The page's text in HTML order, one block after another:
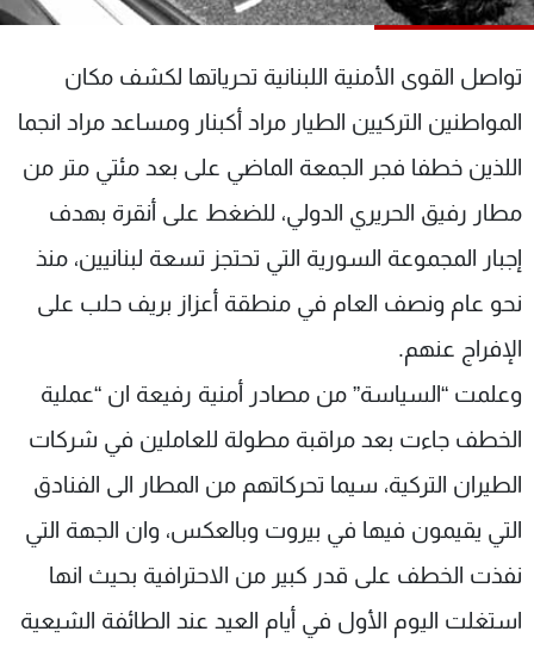
تواصل القوى الأمنية اللبنانية تحرياتها لكشف مكان
المواطنين التركيين الطيار مراد أكبنار ومساعد مراد انجما
اللذين خطفا فجر الجمعة الماضي على بعد مئتي متر من
مطار رفيق الحريري الدولي، للضغط على أنقرة بهدف
إجبار المجموعة السورية التي تحتجز تسعة لبنانيين، منذ
نحو عام ونصف العام في منطقة أعزاز بريف حلب على
الإفراج عنهم.
وعلمت “السياسة” من مصادر أمنية رفيعة ان “عملية
الخطف جاءت بعد مراقبة مطولة للعاملين في شركات
الطيران التركية، سيما تحركاتهم من المطار الى الفنادق
التي يقيمون فيها في بيروت وبالعكس، وان الجهة التي
نفذت الخطف على قدر كبير من الاحترافية بحيث انها
استغلت اليوم الأول في أيام العيد عند الطائفة الشيعية
شاهد البرامج
عن MTV
الإنـتـاج
لاعلاناتكم
وظائف
تواصل معنا
شروط الإسـتخدام
سياسة الخصوصية